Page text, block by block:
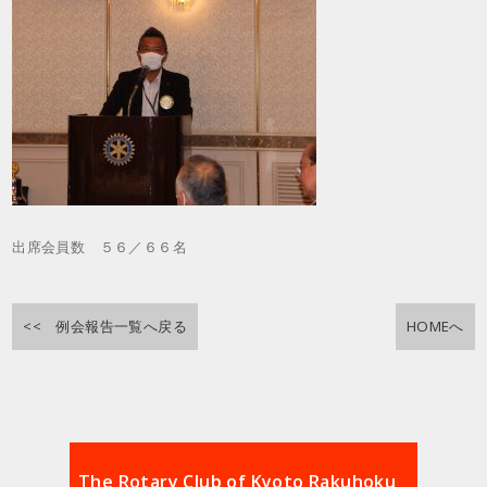
出席会員数 ５６／６６名
<< 例会報告一覧へ戻る HOMEへ
The Rotary Club of Kyoto Rakuhoku